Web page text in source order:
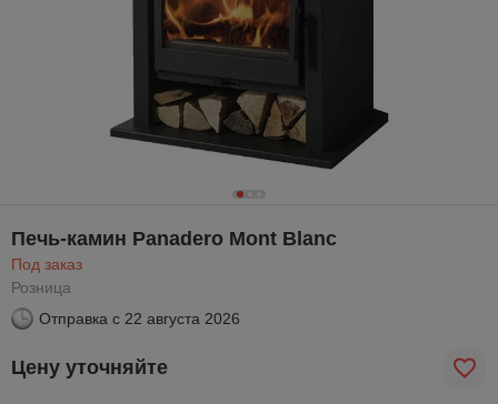
Печь-камин Panadero Mont Blanc
Под заказ
Розница
Отправка с 22 августа 2026
Цену уточняйте